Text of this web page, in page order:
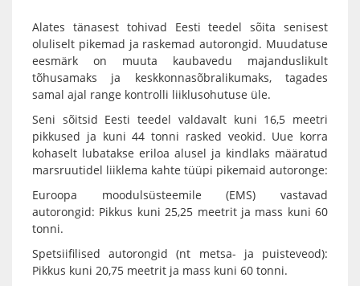
Alates tänasest tohivad Eesti teedel sõita senisest
oluliselt pikemad ja raskemad autorongid. Muudatuse
eesmärk on muuta kaubavedu majanduslikult
tõhusamaks ja keskkonnasõbralikumaks, tagades
samal ajal range kontrolli liiklusohutuse üle.
Seni sõitsid Eesti teedel valdavalt kuni 16,5 meetri
pikkused ja kuni 44 tonni rasked veokid. Uue korra
kohaselt lubatakse eriloa alusel ja kindlaks määratud
marsruutidel liiklema kahte tüüpi pikemaid autoronge:
Euroopa moodulsüsteemile (EMS) vastavad
autorongid: Pikkus kuni 25,25 meetrit ja mass kuni 60
tonni.
Spetsiifilised autorongid (nt metsa- ja puisteveod):
Pikkus kuni 20,75 meetrit ja mass kuni 60 tonni.